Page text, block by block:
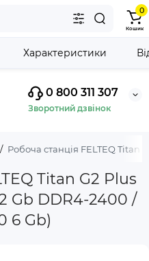
0 800 311 307
Зворотний дзвінок
0
Кошик
Робоча станція FELTEQ Titan
Titan G2 Plus
Gb DDR4-2400 /
6 Gb)
Характеристики